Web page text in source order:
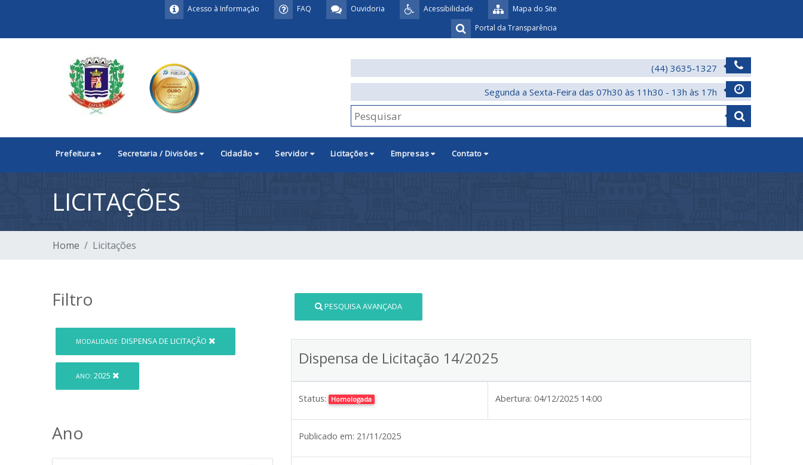
Mapa do Site
Acessibilidade
Ouvidoria
FAQ
Acesso à Informação
Portal da Transparência
(44) 3635-1327
Segunda a Sexta-Feira das 07h30 às 11h30 - 13h às 17h
Prefeitura Secretaria / Divisões Cidadão Servidor Licitações Empresas Contato
LICITAÇÕES
Home Licitações
Filtro
MODALIDADE: DISPENSA DE LICITAÇÃO
ANO: 2025
Ano
PESQUISA AVANÇADA
Dispensa de Licitação 14/2025
Status: Homologada Abertura: 04/12/2025 14:00
Publicado em: 21/11/2025